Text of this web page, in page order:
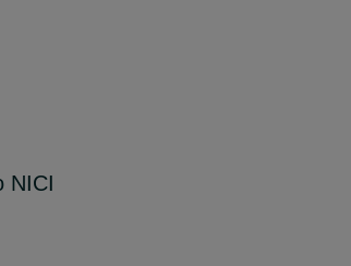
NICI